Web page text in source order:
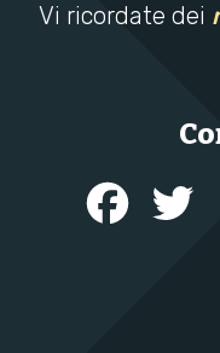
Vi ricordate dei
Facebook